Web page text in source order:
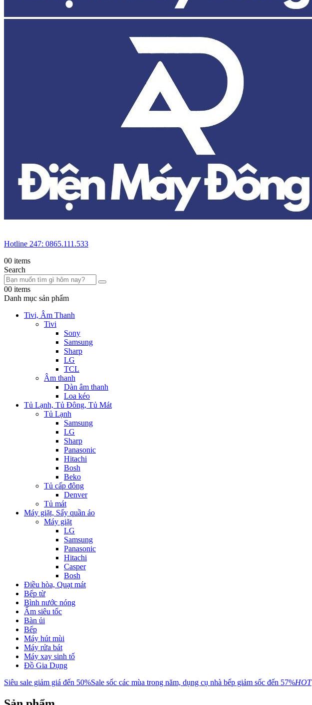
Hotline 247: 0865.111.533
00 items
Search
00 items
Danh mục sản phẩm
Tivi, Âm Thanh
Tivi
Sony
Samsung
Sharp
LG
TCL
Âm thanh
Dàn âm thanh
Loa kéo
Tủ Lạnh, Tủ Đông, Tủ Mát
Tủ Lạnh
Samsung
LG
Sharp
Panasonic
Hitachi
Bosh
Beko
Tủ cấp đông
Denver
Tủ mát
Máy giặt, Sấy quần áo
Máy giặt
LG
Samsung
Panasonic
Hitachi
Casper
Bosh
Điều hòa, Quạt mát
Bếp từ
Bình nước nóng
Ấm siêu tốc
Bàn ủi
Bếp
Máy hút mùi
Máy rửa bát
Máy xay sinh tố
Đồ Gia Dụng
Siêu sale giảm giá đến 50%Sale sốc các mùa trong năm, dụng cụ nhà bếp giảm sốc đến 57%HOT